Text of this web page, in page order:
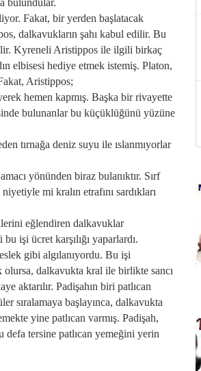
bulundular.
Fakat, bir yerden başlatacak
dalkavukların şahı kabul edilir. Bu
Kyreneli Aristippos ile ilgili birkaç
elbisesi hediye etmek istemiş. Platon,
Aristippos;
hemen kapmış. Başka bir rivayette
bulunanlar bu küçüklüğünü yüzüne
tırnağa deniz suyu ile ıslanmıyorlar
yönünden biraz bulanıktır. Sırf
mi kralın etrafını sardıkları
eğlendiren dalkavuklar
işi ücret karşılığı yaparlardı.
gibi algılanıyordu. Bu işi
dalkavukta kral ile birlikte sancı
aktarılır. Padişahın biri patlıcan
sıralamaya başlayınca, dalkavukta
yine patlıcan varmış. Padişah,
defa tersine patlıcan yemeğini yerin